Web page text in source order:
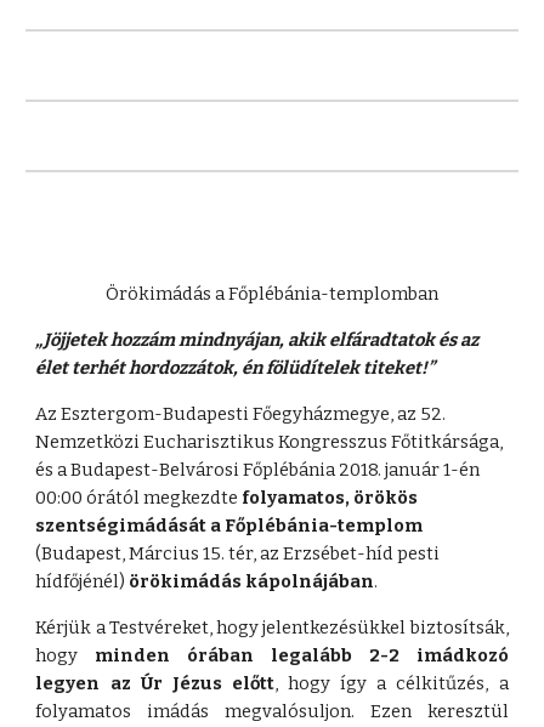
Örökimádás a Főplébánia-templomban
„Jöjjetek hozzám mindnyájan, akik elfáradtatok és az
élet terhét hordozzátok, én fölüdítelek titeket!”
Az Esztergom-Budapesti Főegyházmegye, az 52.
Nemzetközi Eucharisztikus Kongresszus Főtitkársága,
és a Budapest-Belvárosi Főplébánia 2018. január 1-én
00:00 órától megkezdte folyamatos, örökös
szentségimádását a Főplébánia-templom
(Budapest, Március 15. tér, az Erzsébet-híd pesti
hídfőjénél) örökimádás kápolnájában.
Kérjük a Testvéreket, hogy jelentkezésükkel biztosítsák,
hogy minden órában legalább 2-2 imádkozó
legyen az Úr Jézus előtt, hogy így a célkitűzés, a
folyamatos imádás megvalósuljon. Ezen keresztül